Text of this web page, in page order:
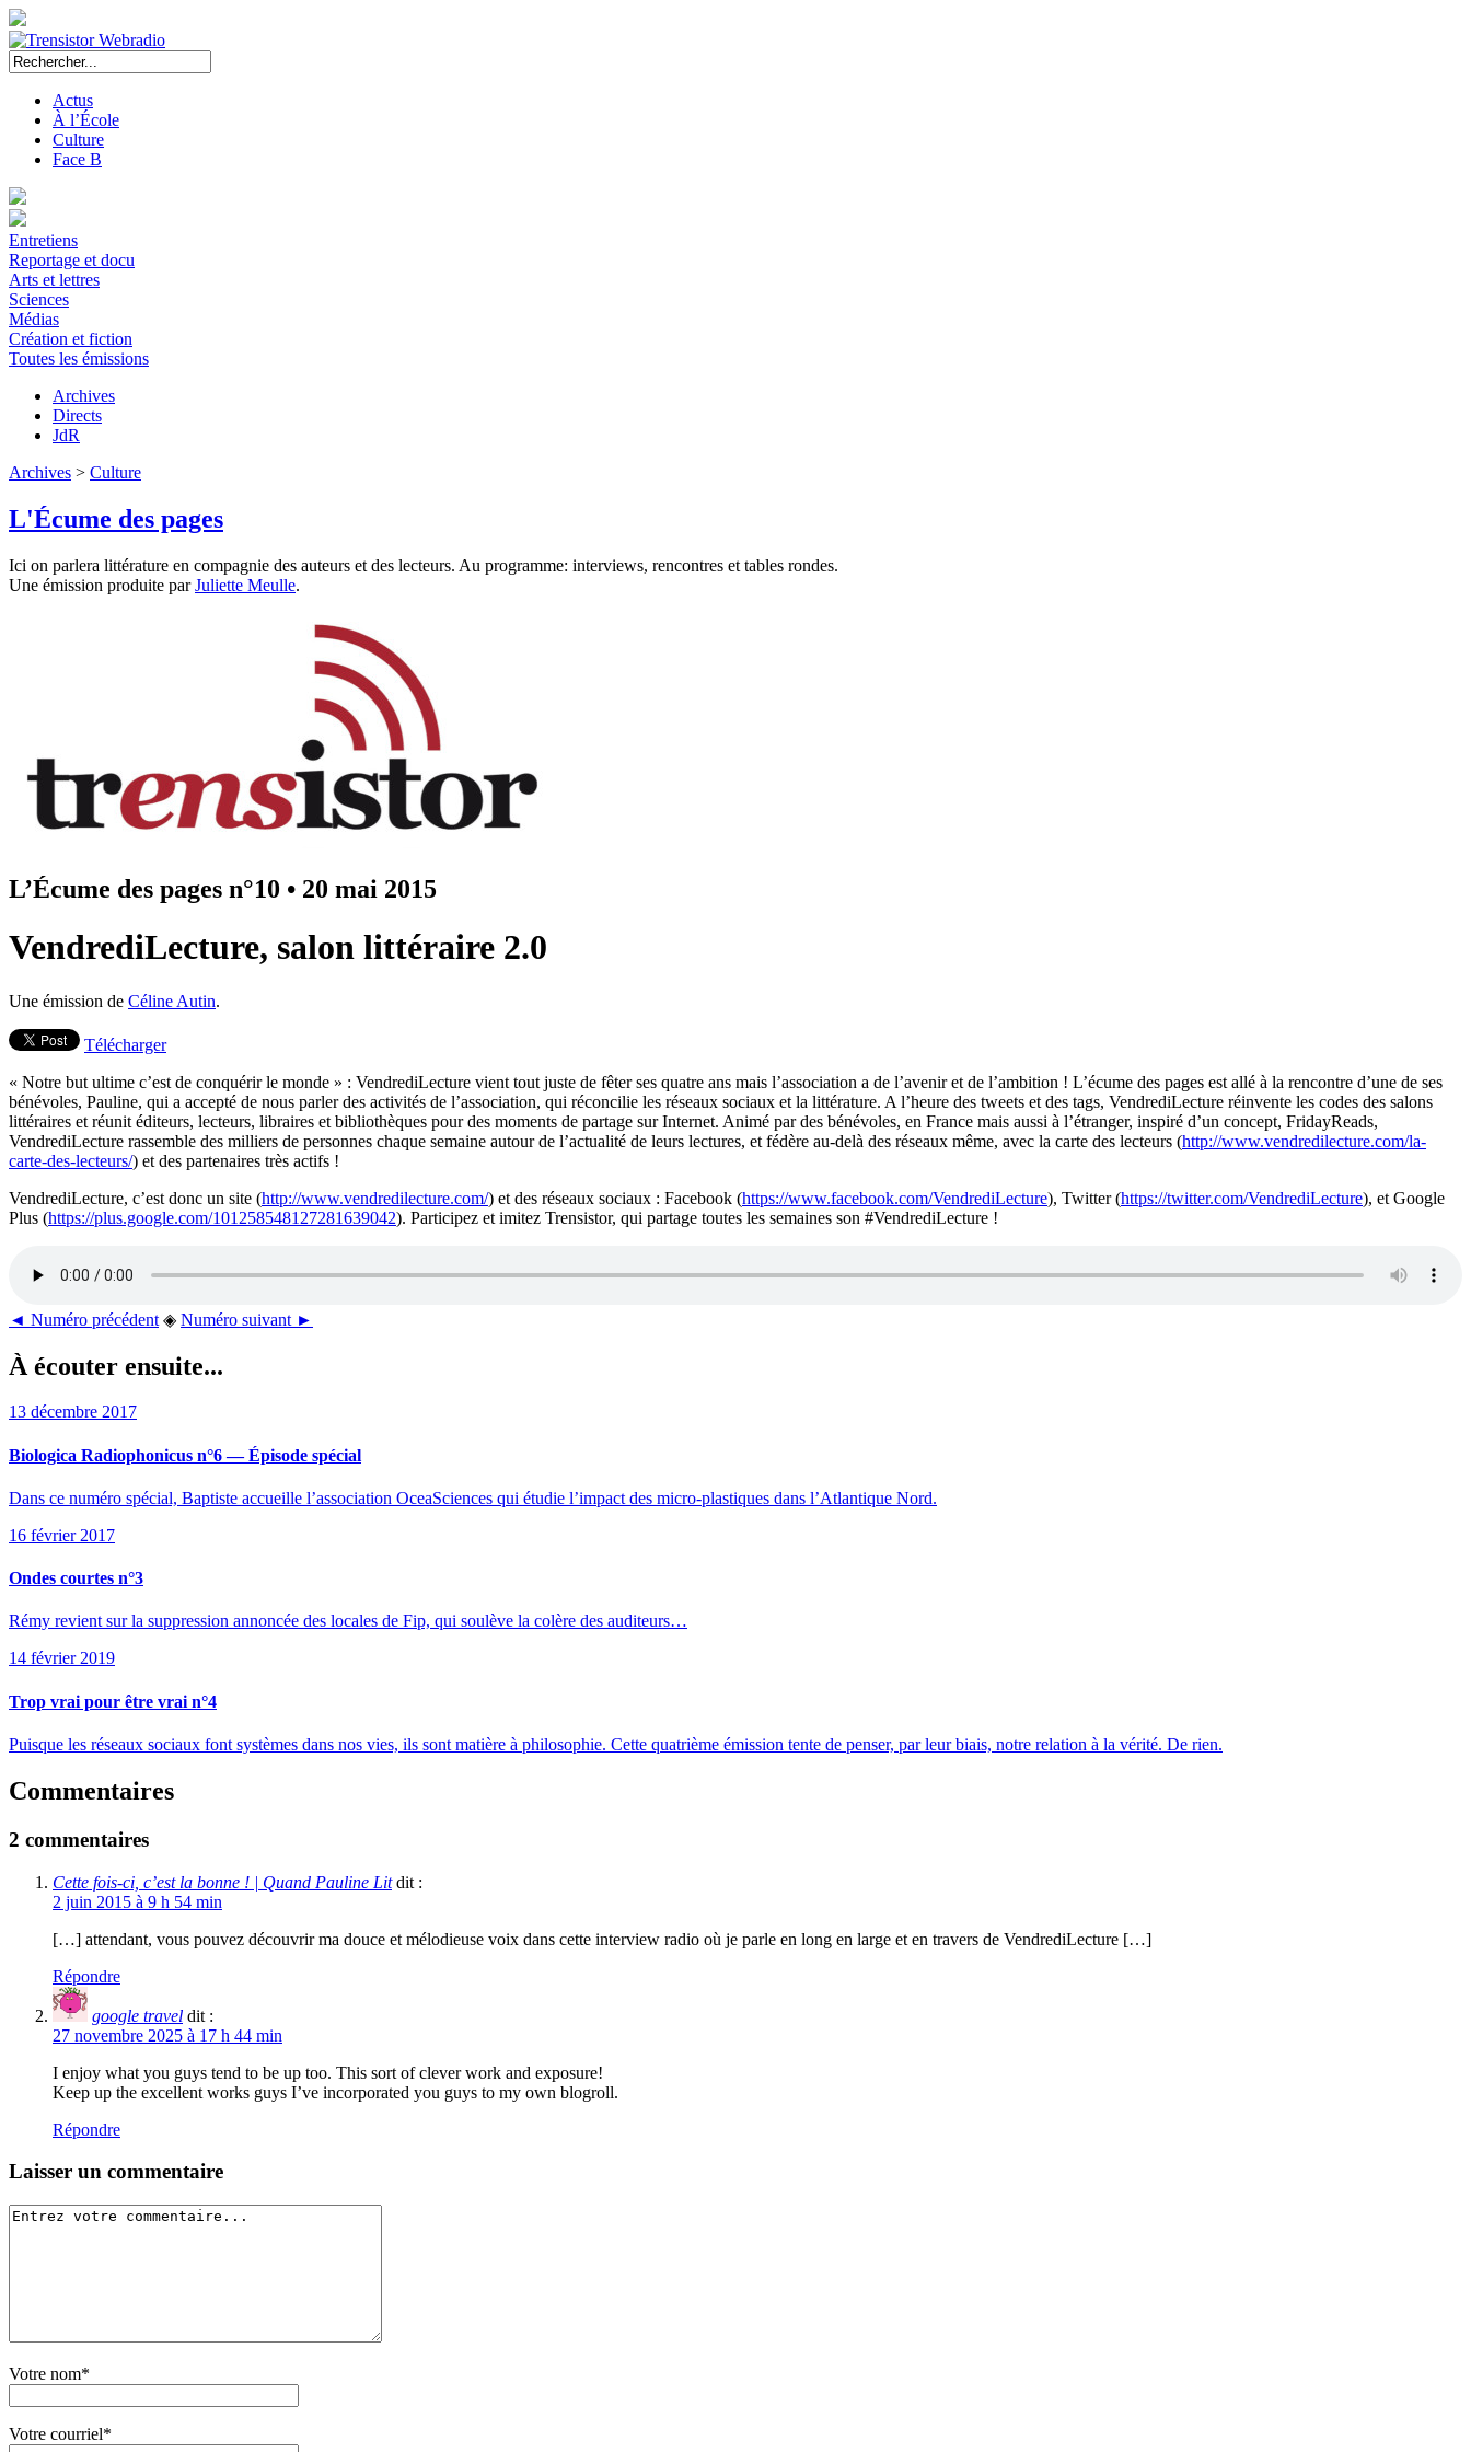
Actus
À l’École
Culture
Face B
Entretiens
Reportage et docu
Arts et lettres
Sciences
Médias
Création et fiction
Toutes les émissions
Archives
Directs
JdR
Archives > Culture
L'Écume des pages
Ici on parlera littérature en compagnie des auteurs et des lecteurs. Au programme: interviews, rencontres et tables rondes.
Une émission produite parJuliette Meulle.
L’Écume des pages n°10 • 20 mai 2015
VendrediLecture, salon littéraire 2.0
Une émission de Céline Autin.
Télécharger
« Notre but ultime c’est de conquérir le monde » : VendrediLecture vient tout juste de fêter ses quatre ans mais l’association a de l’avenir et de l’ambition ! L’écume des pages est allé à la rencontre d’une de ses
bénévoles, Pauline, qui a accepté de nous parler des activités de l’association, qui réconcilie les réseaux sociaux et la littérature. A l’heure des tweets et des tags, VendrediLecture réinvente les codes des salons
littéraires et réunit éditeurs, lecteurs, libraires et bibliothèques pour des moments de partage sur Internet. Animé par des bénévoles, en France mais aussi à l’étranger, inspiré d’un concept, FridayReads,
VendrediLecture rassemble des milliers de personnes chaque semaine autour de l’actualité de leurs lectures, et fédère au-delà des réseaux même, avec la carte des lecteurs (http://www.vendredilecture.com/la-
carte-des-lecteurs/) et des partenaires très actifs !
VendrediLecture, c’est donc un site (http://www.vendredilecture.com/) et des réseaux sociaux : Facebook (https://www.facebook.com/VendrediLecture), Twitter (https://twitter.com/VendrediLecture), et Google
Plus (https://plus.google.com/101258548127281639042). Participez et imitez Trensistor, qui partage toutes les semaines son #VendrediLecture !
◄ Numéro précédent ◈ Numéro suivant ►
À écouter ensuite...
13 décembre 2017
Biologica Radiophonicus n°6 — Épisode spécial
Dans ce numéro spécial, Baptiste accueille l’association OceaSciences qui étudie l’impact des micro-plastiques dans l’Atlantique Nord.
16 février 2017
Ondes courtes n°3
Rémy revient sur la suppression annoncée des locales de Fip, qui soulève la colère des auditeurs…
14 février 2019
Trop vrai pour être vrai n°4
Puisque les réseaux sociaux font systèmes dans nos vies, ils sont matière à philosophie. Cette quatrième émission tente de penser, par leur biais, notre relation à la vérité. De rien.
Commentaires
2 commentaires
Cette fois-ci, c’est la bonne ! | Quand Pauline Lit dit :
2 juin 2015 à 9 h 54 min
[…] attendant, vous pouvez découvrir ma douce et mélodieuse voix dans cette interview radio où je parle en long en large et en travers de VendrediLecture […]
Répondre
google travel dit :
27 novembre 2025 à 17 h 44 min
I enjoy what you guys tend to be up too. This sort of clever work and exposure!
Keep up the excellent works guys I’ve incorporated you guys to my own blogroll.
Répondre
Laisser un commentaire
Votre nom*
Votre courriel*